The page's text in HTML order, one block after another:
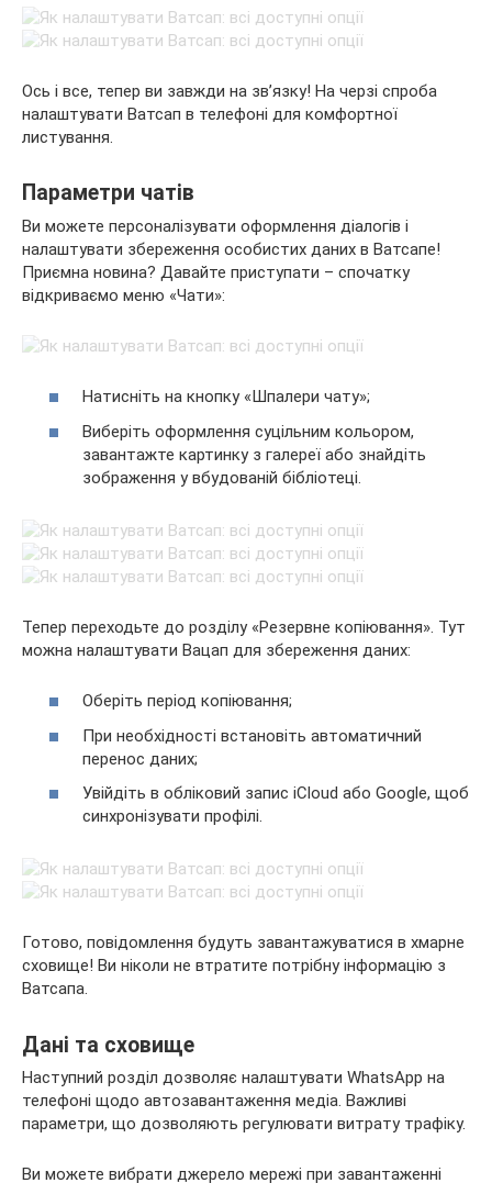
Ось і все, тепер ви завжди на зв’язку! На черзі спроба
налаштувати Ватсап в телефоні для комфортної
листування.
Параметри чатів
Ви можете персоналізувати оформлення діалогів і
налаштувати збереження особистих даних в Ватсапе!
Приємна новина? Давайте приступати – спочатку
відкриваємо меню «Чати»:
Натисніть на кнопку «Шпалери чату»;
Виберіть оформлення суцільним кольором,
завантажте картинку з галереї або знайдіть
зображення у вбудованій бібліотеці.
Тепер переходьте до розділу «Резервне копіювання». Тут
можна налаштувати Вацап для збереження даних:
Оберіть період копіювання;
При необхідності встановіть автоматичний
перенос даних;
Увійдіть в обліковий запис iCloud або Google, щоб
синхронізувати профілі.
Готово, повідомлення будуть завантажуватися в хмарне
сховище! Ви ніколи не втратите потрібну інформацію з
Ватсапа.
Дані та сховище
Наступний розділ дозволяє налаштувати WhatsApp на
телефоні щодо автозавантаження медіа. Важливі
параметри, що дозволяють регулювати витрату трафіку.
Ви можете вибрати джерело мережі при завантаженні